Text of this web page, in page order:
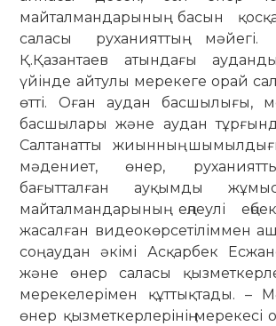
майталмандарының басын
саласы руханияттың
Қ.Қазантаев атындағы
үйінде айтулы мерекеге орай
өтті. Оған аудан басшылығы,
басшылары және аудан
Салтанатты жиынның
мәдениет, өнер,
бағытталған ауқымды
майталмандарының еңлеулі
жасалған видеокөрсетіліммен
соң аудан әкімі Асқарбек
және өнер саласы
мерекелерімен құттықтады. –
өнер қызметкерлерінің мерекесі